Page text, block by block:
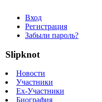
Вход
Регистрация
Забыли пароль?
Slipknot
Новости
Участники
Ex-Участники
Биография